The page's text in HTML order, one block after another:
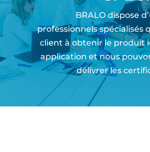
BRALO dispose
professionnels spécialisés
client à obtenir le produit
application et nous
délivrer les